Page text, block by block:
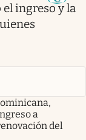
ingreso y la
a
del